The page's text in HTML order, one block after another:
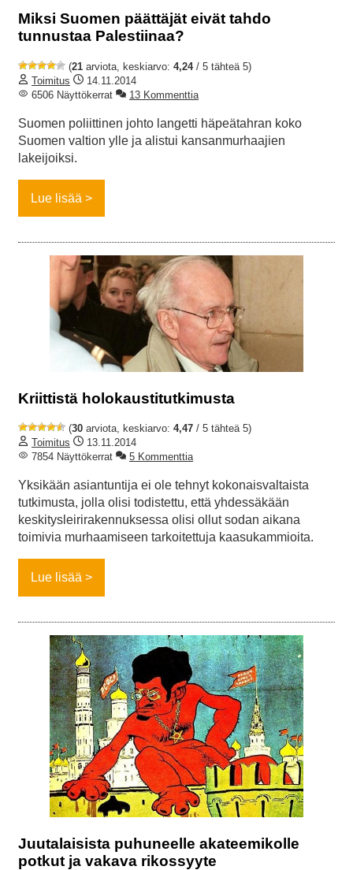
Miksi Suomen päättäjät eivät tahdo
tunnustaa Palestiinaa?
(21 arviota, keskiarvo: 4,24/ 5 tähteä 5)
Toimitus
14.11.2014
6506 Näyttökerrat
13 Kommenttia
Suomen poliittinen johto langetti häpeätahran koko
Suomen valtion ylle ja alistui kansanmurhaajien
lakeijoiksi.
Lue lisää
Kriittistä holokaustitutkimusta
(30 arviota, keskiarvo: 4,47 / 5 tähteä 5)
Toimitus
13.11.2014
7854 Näyttökerrat
5 Kommenttia
Yksikään asiantuntija ei ole tehnyt kokonaisvaltaista
tutkimusta, jolla olisi todistettu, että yhdessäkään
keskitysleirirakennuksessa olisi ollut sodan aikana
toimivia murhaamiseen tarkoitettuja kaasukammioita.
Lue lisää
Juutalaisista puhuneelle akateemikolle
potkut ja vakava rikossyyte